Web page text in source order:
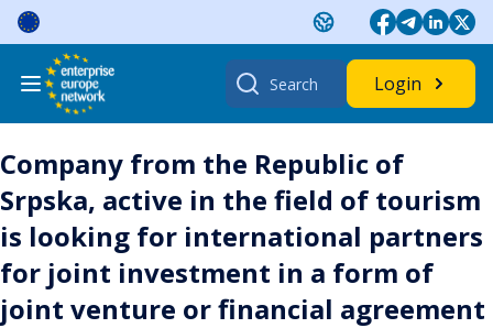
Skip
content
Search
for:
Login
Company from the Republic of
Srpska, active in the field of tourism
is looking for international partners
for joint investment in a form of
joint venture or financial agreement